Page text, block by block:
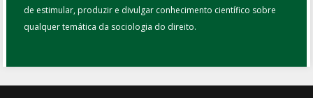
de estimular, produzir e divulgar conhecimento científico sobre
qualquer temática da sociologia do direito.